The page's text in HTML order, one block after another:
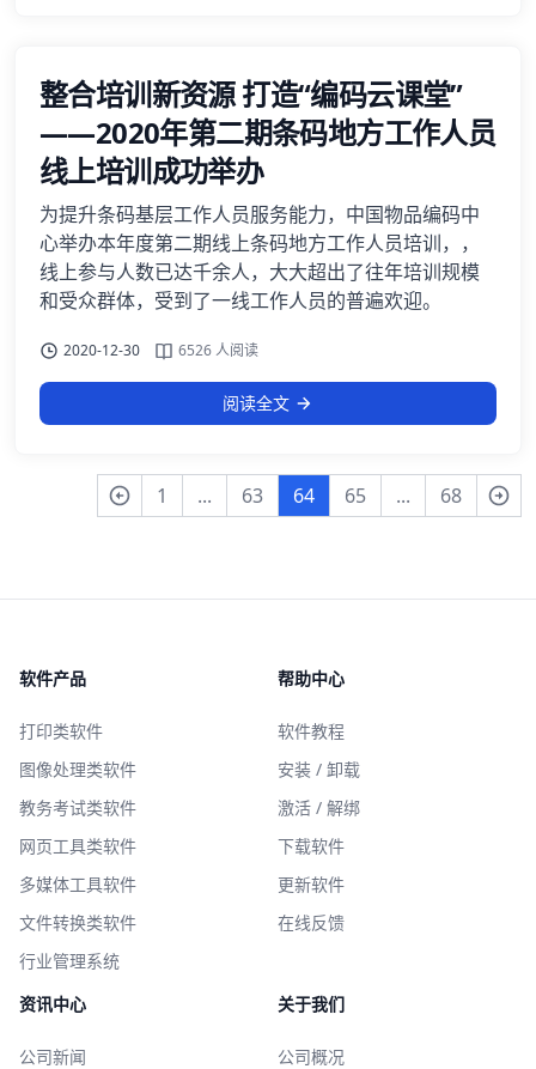
整合培训新资源 打造“编码云课堂”
——2020年第二期条码地方工作人员
线上培训成功举办
为提升条码基层工作人员服务能力，中国物品编码中
心举办本年度第二期线上条码地方工作人员培训，，
线上参与人数已达千余人，大大超出了往年培训规模
和受众群体，受到了一线工作人员的普遍欢迎。
2020-12-30 6526 人阅读
阅读全文
1 ... 63 64 65 ... 68
软件产品
打印类软件
图像处理类软件
教务考试类软件
网页工具类软件
多媒体工具软件
文件转换类软件
行业管理系统
帮助中心
软件教程
安装 / 卸载
激活 / 解绑
下载软件
更新软件
在线反馈
资讯中心
公司新闻
关于我们
公司概况